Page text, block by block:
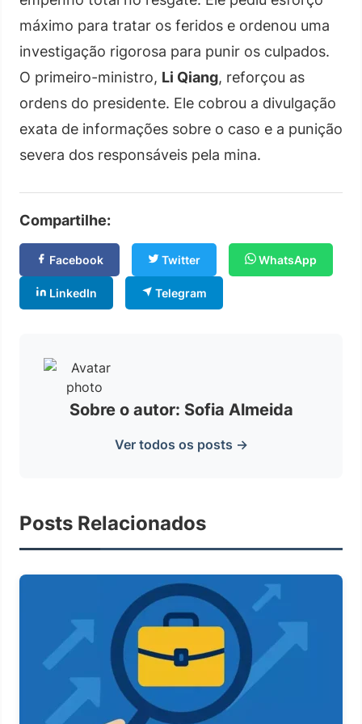
máximo para tratar os feridos e ordenou uma
investigação rigorosa para punir os culpados.
O primeiro-ministro, Li Qiang, reforçou as
ordens do presidente. Ele cobrou a divulgação
exata de informações sobre o caso e a punição
severa dos responsáveis pela mina.
Compartilhe:
Facebook Twitter WhatsApp
LinkedIn Telegram
Sobre o autor: Sofia Almeida
Ver todos os posts →
Posts Relacionados